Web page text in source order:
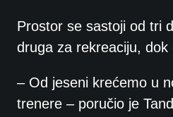
Prostor se sastoji od tri
druga za rekreaciju,
– Od jeseni krećemo u
trenere – poručio je